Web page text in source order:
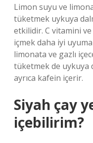
Limon suyu ve
tüketmek uykuya
etkilidir. C vitamini
içmek daha iyi
limonata ve gazlı
tüketmek de uykuya
ayrıca kafein içerir.
Siyah çay
içebilirim?